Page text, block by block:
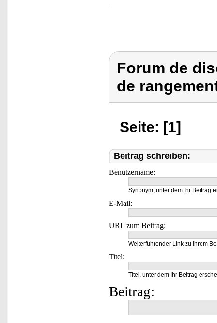
Forum de
de
Seite: [1]
Beitrag schreiben:
Benutzername:
Synonym, unter dem Ihr Beitrag
E-Mail:
URL zum Beitrag:
Weiterführender Link zu Ihrem
Titel:
Titel, unter dem Ihr Beitrag
Beitrag: